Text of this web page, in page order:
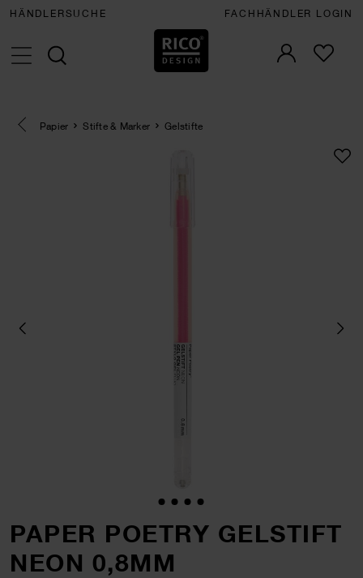
HÄNDLERSUCHE FACHHÄNDLER LOGIN
Eine Kategorie zurück navigieren
Papier Stifte & Marker Gelstifte
PAPER POETRY GELSTIFT
NEON 0,8MM